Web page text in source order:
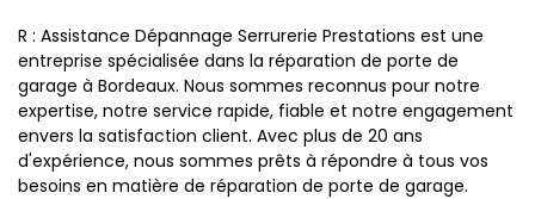
R : Assistance Dépannage Serrurerie Prestations est une
entreprise spécialisée dans la réparation de porte de
garage à Bordeaux. Nous sommes reconnus pour notre
expertise, notre service rapide, fiable et notre engagement
envers la satisfaction client. Avec plus de 20 ans
d'expérience, nous sommes prêts à répondre à tous vos
besoins en matière de réparation de porte de garage.